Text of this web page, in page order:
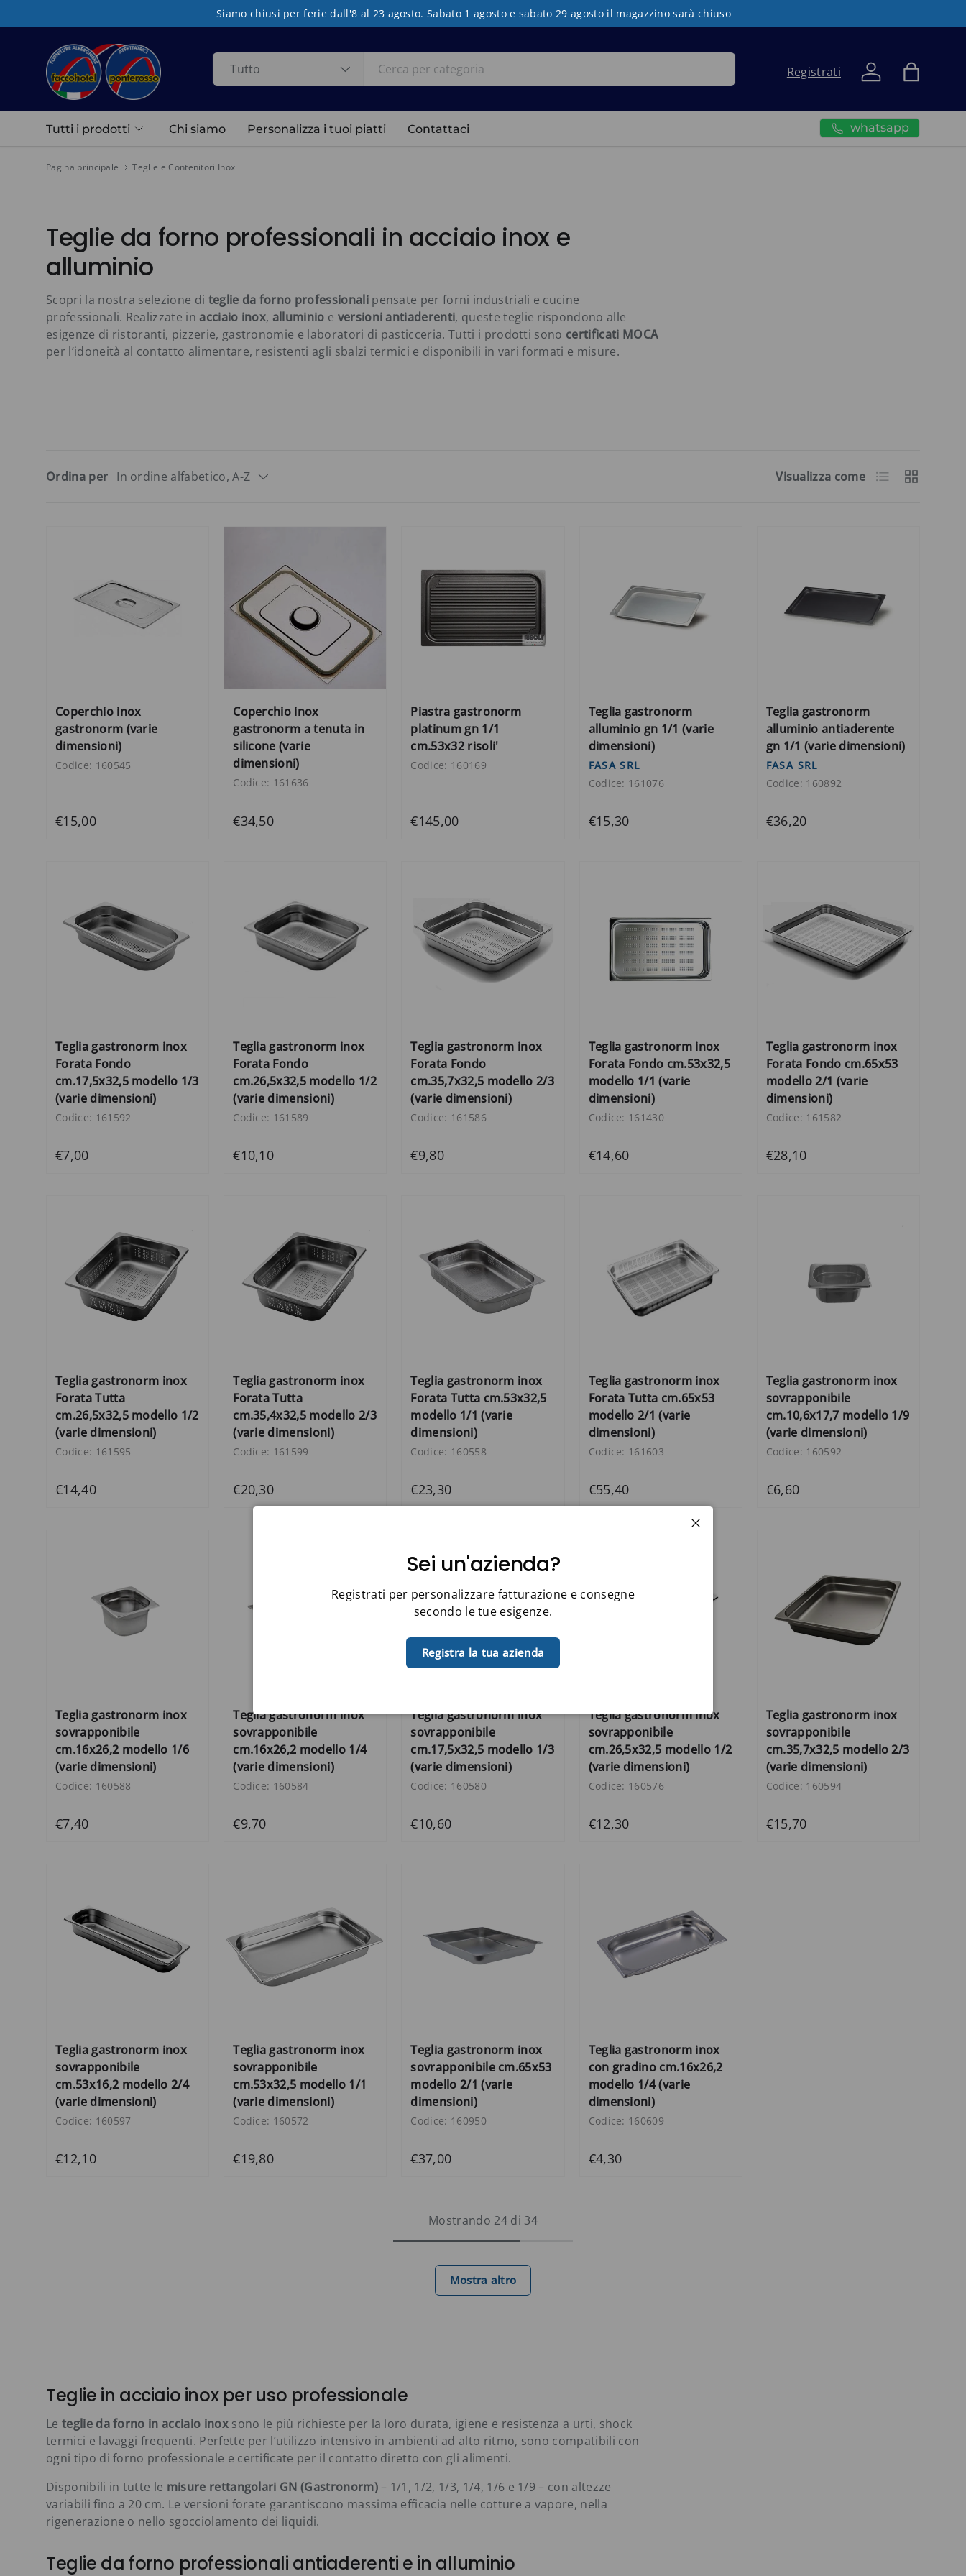
Passa ai contenuti
Siamo chiusi per ferie dall'8 al 23 agosto. Sabato 1 agosto e sabato 29 agosto il magazzino sarà chiuso
Cerca
Tipo prodotto
Tutto Registrati Accedi Borsa
Tutti i prodotti Chi siamo Personalizza i tuoi piatti Contattaci whatsapp
Pagina principale Teglie e Contenitori Inox
Teglie da forno professionali in acciaio inox e
alluminio
Scopri la nostra selezione di teglie da forno professionali pensate per forni industriali e cucine
professionali. Realizzate in acciaio inox, alluminio e versioni antiaderenti, queste teglie rispondono alle
esigenze di ristoranti, pizzerie, gastronomie e laboratori di pasticceria. Tutti i prodotti sono certificati MOCA
per l’idoneità al contatto alimentare, resistenti agli sbalzi termici e disponibili in vari formati e misure.
Ordina per In ordine alfabetico, A-Z Visualizza come ElencoGriglia
Coperchio inox
gastronorm (varie
dimensioni)
Codice: 160545
€15,00
Coperchio inox
gastronorm a tenuta in
silicone (varie
dimensioni)
Codice: 161636
€34,50
Piastra gastronorm
platinum gn 1/1
cm.53x32 risoli'
Codice: 160169
€145,00
Teglia gastronorm
alluminio gn 1/1 (varie
dimensioni)
FASA SRL
Codice: 161076
€15,30
Teglia gastronorm
alluminio antiaderente
gn 1/1 (varie dimensioni)
FASA SRL
Codice: 160892
€36,20
Teglia gastronorm inox
Forata Fondo
cm.17,5x32,5 modello 1/3
(varie dimensioni)
Codice: 161592
€7,00
Teglia gastronorm inox
Forata Fondo
cm.26,5x32,5 modello 1/2
(varie dimensioni)
Codice: 161589
€10,10
Teglia gastronorm inox
Forata Fondo
cm.35,7x32,5 modello 2/3
(varie dimensioni)
Codice: 161586
€9,80
Teglia gastronorm inox
Forata Fondo cm.53x32,5
modello 1/1 (varie
dimensioni)
Codice: 161430
€14,60
Teglia gastronorm inox
Forata Fondo cm.65x53
modello 2/1 (varie
dimensioni)
Codice: 161582
€28,10
Teglia gastronorm inox
Forata Tutta
cm.26,5x32,5 modello 1/2
(varie dimensioni)
Codice: 161595
€14,40
Teglia gastronorm inox
Forata Tutta
cm.35,4x32,5 modello 2/3
(varie dimensioni)
Codice: 161599
€20,30
Teglia gastronorm inox
Forata Tutta cm.53x32,5
modello 1/1 (varie
dimensioni)
Codice: 160558
€23,30
Teglia gastronorm inox
Forata Tutta cm.65x53
modello 2/1 (varie
dimensioni)
Codice: 161603
€55,40
Teglia gastronorm inox
sovrapponibile
cm.10,6x17,7 modello 1/9
(varie dimensioni)
Codice: 160592
€6,60
Teglia gastronorm inox
sovrapponibile
cm.16x26,2 modello 1/6
(varie dimensioni)
Codice: 160588
€7,40
Teglia gastronorm inox
sovrapponibile
cm.16x26,2 modello 1/4
(varie dimensioni)
Codice: 160584
€9,70
Teglia gastronorm inox
sovrapponibile
cm.17,5x32,5 modello 1/3
(varie dimensioni)
Codice: 160580
€10,60
Teglia gastronorm inox
sovrapponibile
cm.26,5x32,5 modello 1/2
(varie dimensioni)
Codice: 160576
€12,30
Teglia gastronorm inox
sovrapponibile
cm.35,7x32,5 modello 2/3
(varie dimensioni)
Codice: 160594
€15,70
Teglia gastronorm inox
sovrapponibile
cm.53x16,2 modello 2/4
(varie dimensioni)
Codice: 160597
€12,10
Teglia gastronorm inox
sovrapponibile
cm.53x32,5 modello 1/1
(varie dimensioni)
Codice: 160572
€19,80
Teglia gastronorm inox
sovrapponibile cm.65x53
modello 2/1 (varie
dimensioni)
Codice: 160950
€37,00
Teglia gastronorm inox
con gradino cm.16x26,2
modello 1/4 (varie
dimensioni)
Codice: 160609
€4,30
Mostrando 24 di 34
Mostra altro
Teglie in acciaio inox per uso professionale
Le teglie da forno in acciaio inoxsono le più richieste per la loro durata, igiene e resistenza a urti, shock
termici e lavaggi frequenti. Perfette per l’utilizzo intensivo in ambienti ad alto ritmo, sono compatibili con
ogni tipo di forno professionale e certificate per il contatto diretto con gli alimenti.
Disponibili in tutte le misure rettangolari GN (Gastronorm)– 1/1, 1/2, 1/3, 1/4, 1/6 e 1/9 – con altezze
variabili fino a 20 cm. Le versioni forate garantiscono massima efficacia nelle cotture a vapore, nella
rigenerazione o nello sgocciolamento dei liquidi.
Teglie da forno professionali antiaderenti e in alluminio
Sei un'azienda?
Registrati per personalizzare fatturazione e consegne
secondo le tue esigenze.
Registra la tua azienda